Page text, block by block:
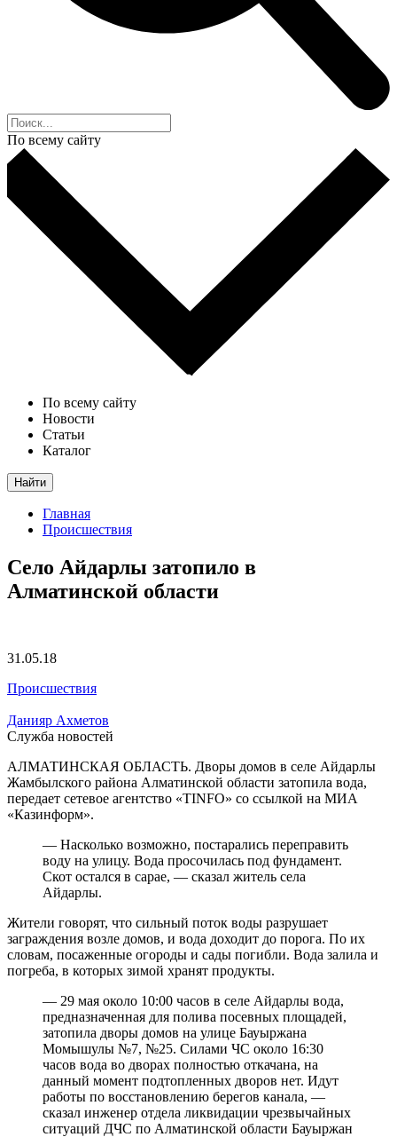
По всему сайту
По всему сайту
Новости
Статьи
Каталог
Найти
Главная
Происшествия
Село Айдарлы затопило в
Алматинской области
31.05.18
Происшествия
Данияр Ахметов
Служба новостей
АЛМАТИНСКАЯ ОБЛАСТЬ. Дворы домов в селе Айдарлы
Жамбылского района Алматинской области затопила вода,
передает сетевое агентство «TINFO» со ссылкой на МИА
«Казинформ».
— Насколько возможно, постарались переправить
воду на улицу. Вода просочилась под фундамент.
Скот остался в сарае, — сказал житель села
Айдарлы.
Жители говорят, что сильный поток воды разрушает
заграждения возле домов, и вода доходит до порога. По их
словам, посаженные огороды и сады погибли. Вода залила и
погреба, в которых зимой хранят продукты.
— 29 мая около 10:00 часов в селе Айдарлы вода,
предназначенная для полива посевных площадей,
затопила дворы домов на улице Бауыржана
Момышулы №7, №25. Силами ЧС около 16:30
часов вода во дворах полностью откачана, на
данный момент подтопленных дворов нет. Идут
работы по восстановлению берегов канала, —
сказал инженер отдела ликвидации чрезвычайных
ситуаций ДЧС по Алматинской области Бауыржан